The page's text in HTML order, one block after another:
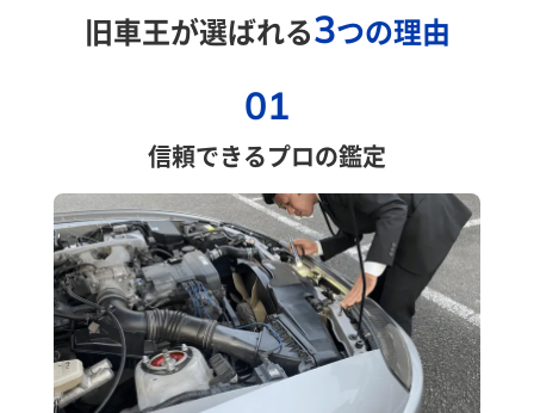
旧車王が選ばれる3つの理由
01
信頼できるプロの鑑定